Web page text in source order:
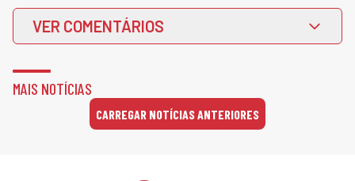
VER COMENTÁRIOS
MAIS NOTÍCIAS
CARREGAR NOTÍCIAS ANTERIORES